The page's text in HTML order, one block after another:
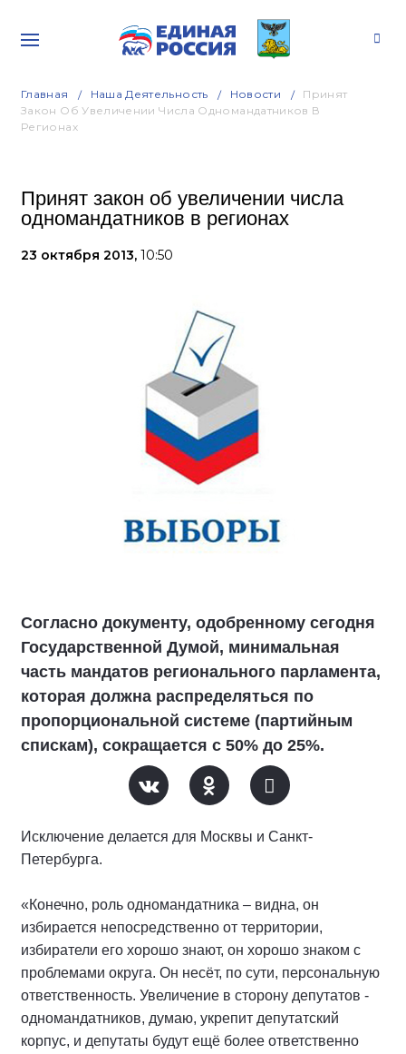
Главная Наша Деятельность Новости
Принят
Закон Об Увеличении Числа Одномандатников В
Регионах
Принят закон об увеличении числа
одномандатников в регионах
23 октября 2013, 10:50
Согласно документу, одобренному сегодня
Государственной Думой, минимальная
часть мандатов регионального парламента,
которая должна распределяться по
пропорциональной системе (партийным
спискам), сокращается с 50% до 25%.
Исключение делается для Москвы и Санкт-
Петербурга.
«Конечно, роль одномандатника – видна, он
избирается непосредственно от территории,
избиратели его хорошо знают, он хорошо знаком с
проблемами округа. Он несёт, по сути, персональную
ответственность. Увеличение в сторону депутатов -
одномандатников, думаю, укрепит депутатский
корпус, и депутаты будут ещё более ответственно